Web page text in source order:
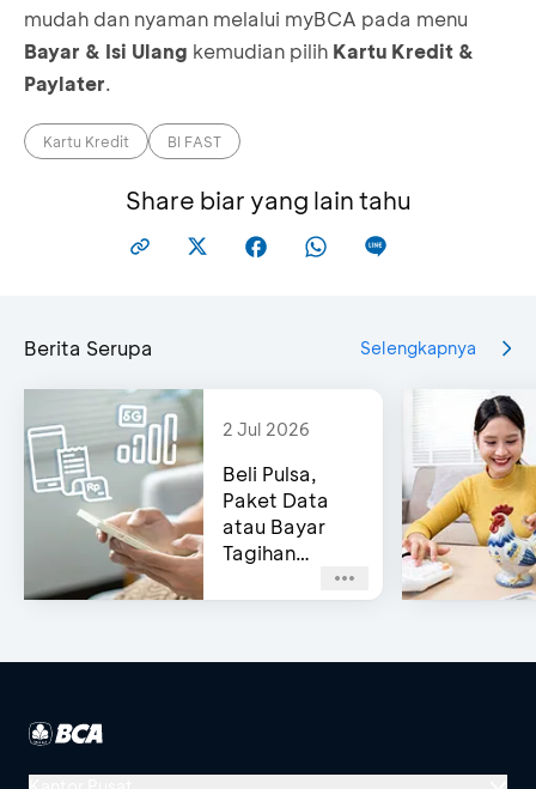
mudah dan nyaman melalui myBCA pada menu
Bayar & Isi Ulang kemudian pilih Kartu Kredit &
Paylater.
Kartu Kredit BI FAST
Share biar yang lain tahu
Berita Serupa Selengkapnya
2 Jul 2026
Beli Pulsa,
Paket Data
atau Bayar
Tagihan
Pascabayar?
Bisa di e-